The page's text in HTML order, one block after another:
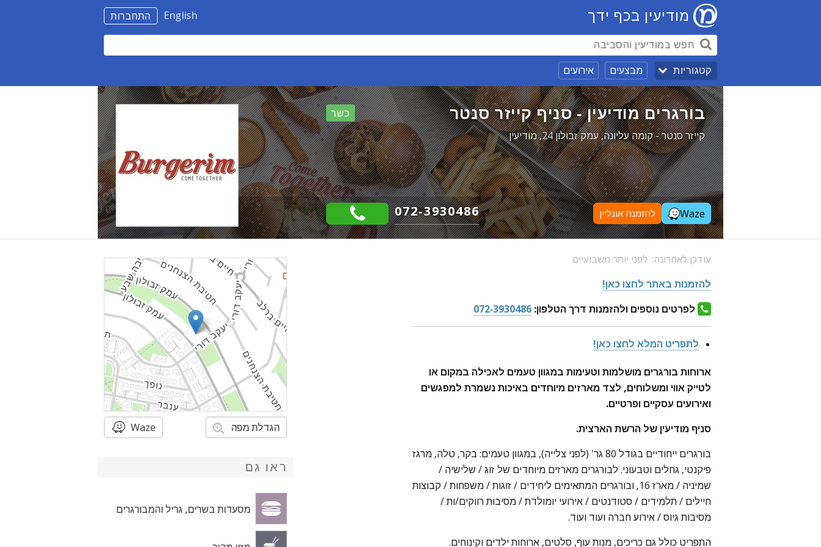
התחברות English מודיעין בכף ידך
קטגוריות מבצעים אירועים
כשר בורגרים מודיעין - סניף קייזר סנטר
קייזר סנטר - קומה עליונה, עמק זבולון 24, מודיעין
Waze להזמנה אונליין 072-3930486
הגדלת מפה Waze
ראו גם
מסעדות בשרים, גריל והמבורגרים
עודכן לאחרונה: לפני יותר משבועיים
להזמנות באתר לחצו כאן!
לפרטים נוספים ולהזמנות דרך הטלפון: 072-3930486
לתפריט המלא לחצו כאן!
ארוחות בורגרים מושלמות וטעימות במגוון טעמים לאכילה במקום או
לטייק אווי ומשלוחים, לצד מארזים מיוחדים באיכות נשמרת למפגשים
ואירועים עסקיים ופרטיים.
סניף מודיעין של הרשת הארצית.
בורגרים ייחודיים בגודל 80 גר' (לפני צלייה), במגוון טעמים: בקר, טלה, מרגז
פיקנטי, גחלים וטבעוני. לבורגרים מארזים מיוחדים של זוג / שלישיה /
שמיניה / מארז 16, ובורגרים המתאימים ליחידים / זוגות / משפחות / קבוצות
חיילים / תלמידים / סטודנטים / אירועי יומולדת / מסיבות רווקים/ות /
מסיבות גיוס / אירוע חברה ועוד ועוד.
התפריט כולל גם כריכים, מנות עוף, סלטים, ארוחות ילדים וקינוחים.